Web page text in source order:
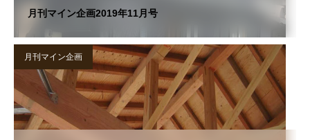
月刊マイン企画2019年11月号
月刊マイン企画